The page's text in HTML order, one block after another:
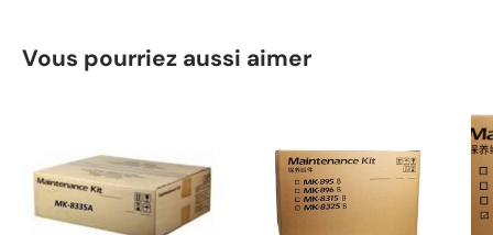
Vous pourriez aussi aimer